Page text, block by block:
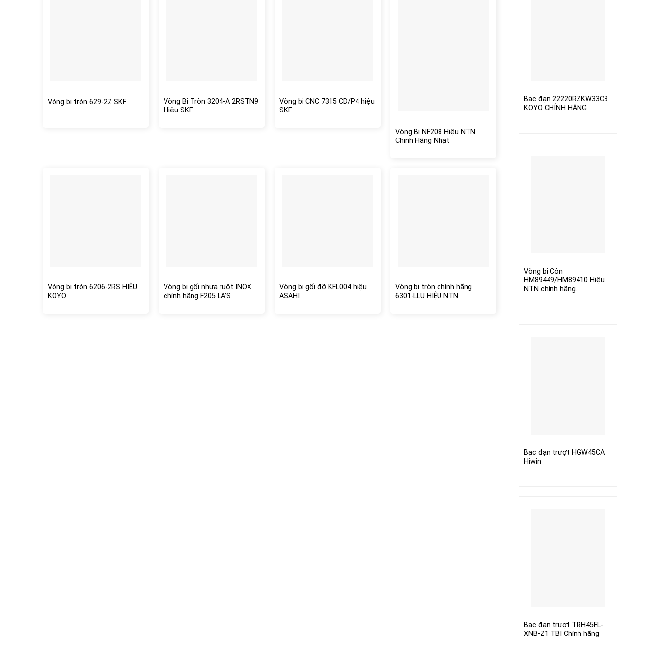
Bạc đạn 22220RZKW33C3
KOYO CHÍNH HÃNG
Vòng bi Côn
HM89449/HM89410 Hiệu
NTN chính hãng.
Bạc đạn trượt HGW45CA
Hiwin
Bạc đạn trượt TRH45FL-
XNB-Z1 TBI Chính hãng
Vòng bi tròn 629-2Z SKF
Vòng Bi Tròn 3204-A 2RSTN9
Hiệu SKF
Vòng bi CNC 7315 CD/P4 hiệu
SKF
Vòng Bi NF208 Hiệu NTN
Chính Hãng Nhật
Vòng bi tròn 6206-2RS HIỆU
KOYO
Vòng bi gối nhựa ruột INOX
chính hãng F205 LA’S
Vòng bi gối đỡ KFL004 hiệu
ASAHI
Vòng bi tròn chính hãng
6301-LLU HIỆU NTN